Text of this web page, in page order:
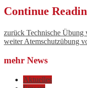
Continue
zurück Technische Übung
weiterAtemschutzübung
mehr News
Aktuelles